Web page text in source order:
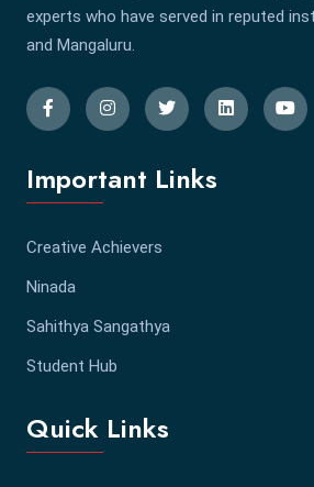
experts who have served in reputed
and Mangaluru.
Important Links
Creative Achievers
Ninada
Sahithya Sangathya
Student Hub
Quick Links